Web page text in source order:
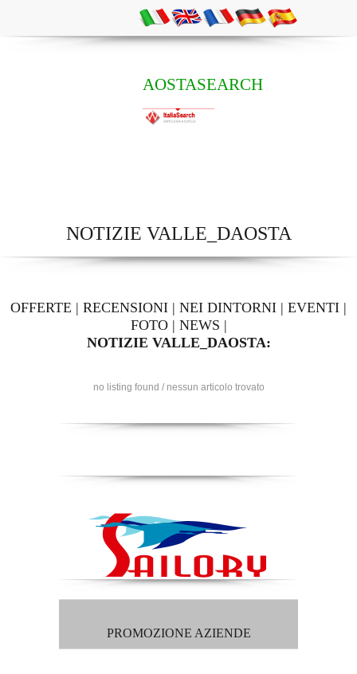
AOSTASEARCH
NOTIZIE VALLE_DAOSTA
OFFERTE | RECENSIONI | NEI DINTORNI | EVENTI |
FOTO| NEWS |
NOTIZIE VALLE_DAOSTA:
no listing found / nessun articolo trovato
PROMOZIONE AZIENDE